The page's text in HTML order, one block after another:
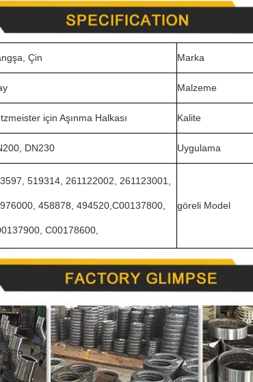
Çin Marka
Malzeme
için Aşınma Halkası Kalite
DN230 Uygulama
519314, 261122002, 261123001,
458878, 494520,C00137800,
C00178600,
göreli Model